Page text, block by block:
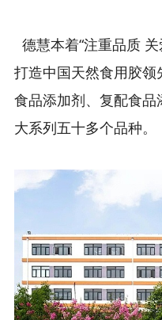
德慧本着“注重品质
打造中国天然食用胶领
食品添加剂、复配食
大系列五十多个品种。